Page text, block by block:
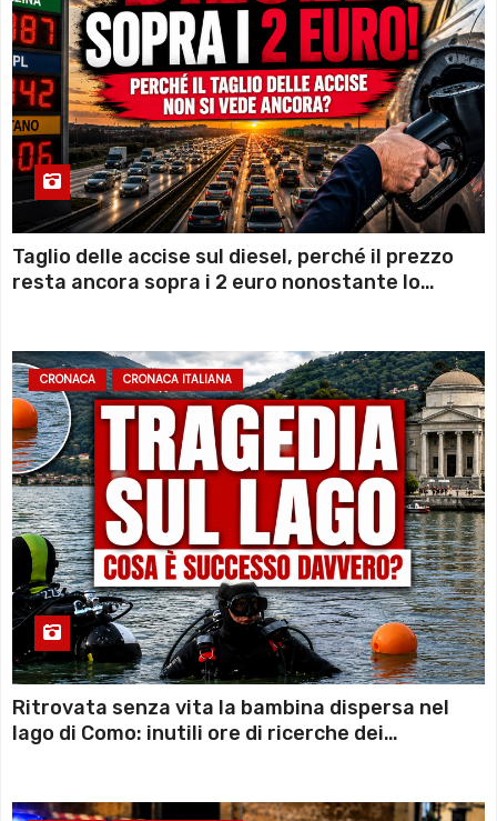
Taglio delle accise sul diesel, perché il prezzo
resta ancora sopra i 2 euro nonostante lo
CRONACA CRONACA ITALIANA
Ritrovata senza vita la bambina dispersa nel
lago di Como: inutili ore di ricerche dei